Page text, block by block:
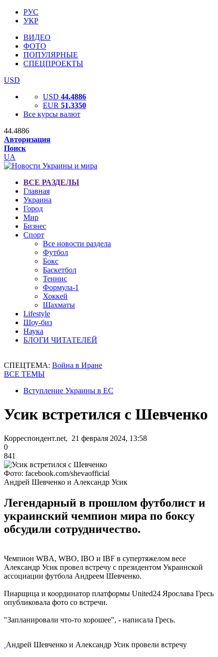
РУС
УКР
ВИДЕО
ФОТО
ПОПУЛЯРНЫЕ
СПЕЦПРОЕКТЫ
USD
USD 44.4886
EUR 51.3350
Все курсы валют
44.4886
Авторизация
Поиск
UA
ВСЕ РАЗДЕЛЫ
Главная
Украина
Город
Мир
Бизнес
Спорт
Все новости раздела
Футбол
Бокс
Баскетбол
Теннис
Формула-1
Хоккей
Шахматы
Lifestyle
Шоу-биз
Наука
БЛОГИ ЧИТАТЕЛЕЙ
СПЕЦТЕМА: Война в Иране
ВСЕ ТЕМЫ
Вступление Украины в ЕС
Усик встретился с Шевченко
Корреспондент.net, 21 февраля 2024, 13:58
0
841
Фото: facebook.com/shevaofficial
Андрей Шевченко и Александр Усик
Легендарный в прошлом футболист и
украинский чемпион мира по боксу
обсудили сотрудничество.
Чемпион WBA, WBO, IBO и IBF в супертяжелом весе
Александр Усик провел встречу с президентом Украинской
ассоциации футбола Андреем Шевченко.
Пиарщица и координатор платформы United24 Ярослава Гресь
опубликовала фото со встречи.
"Запланировали что-то хорошее", - написала Гресь.
Андрей Шевченко и Александр Усик провели встречу